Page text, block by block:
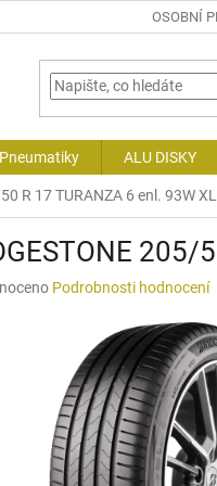
OSOBNÍ
ALU DISKY
R 17 TURANZA 6 enl. 93W XL
205/
Podrobnosti hodnocení